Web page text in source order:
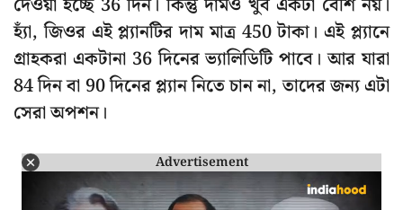
হ্যাঁ, জিওর এই প্ল্যানটির দাম মাত্র 450 টাকা। এই প্ল্যানে
গ্রাহকরা একটানা 36 দিনের ভ্যালিডিটি পাবে। আর যারা
84 দিন বা 90 দিনের প্ল্যান নিতে চান না, তাদের জন্য এটা
সেরা অপশন।
Advertisement